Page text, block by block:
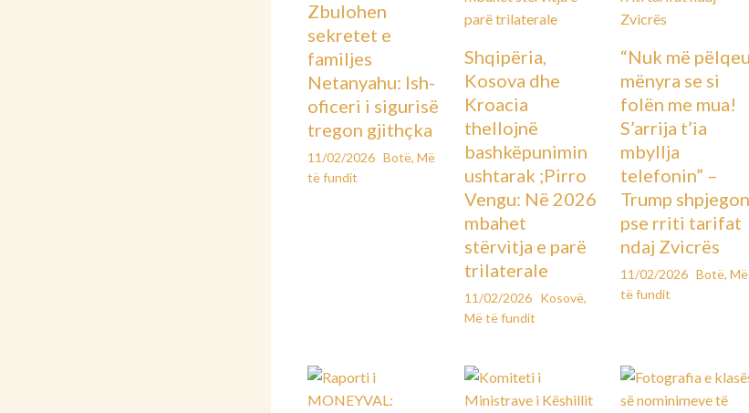
Zbulohen
sekretet e
familjes
Netanyahu: Ish-
oficeri i sigurisë
tregon gjithçka
11/02/2026 Botë, Më
të fundit
Shqipëria,
Kosova dhe
Kroacia
thellojnë
bashkëpunimin
ushtarak ;Pirro
Vengu: Në 2026
mbahet
stërvitja e parë
trilaterale
11/02/2026 Kosovë,
Më të fundit
“Nuk më pëlqeu
mënyra se si
folën me mua!
S’arrija t’ia
mbyllja
telefonin” –
Trump shpjegon
pse rriti tarifat
ndaj Zvicrës
11/02/2026 Botë,Më
të fundit